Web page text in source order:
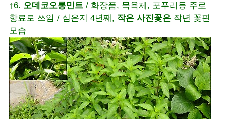
↑6. 오데코오롱민트 / 화장품, 목욕제, 포푸리등 주로
향료로 쓰임 / 심은지 4년째, 작은 사진꽃은 작년 꽃핀
모습